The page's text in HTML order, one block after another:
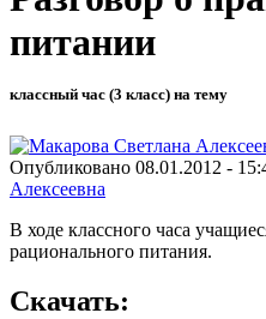
питании
классный час (3 класс) на тему
Опубликовано 08.01.2012 -
Алексеевна
В ходе классного часа
рационального питания.
Скачать: